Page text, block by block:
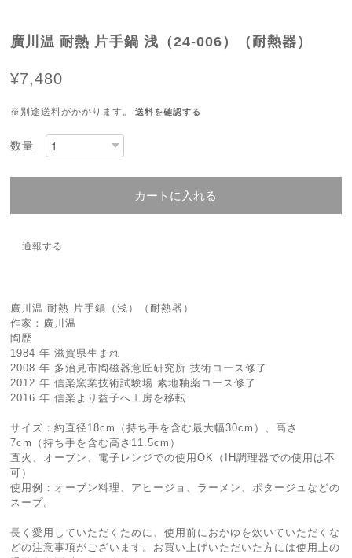
廣川温 耐熱 片手鍋 浅（24-006）（耐熱器）
¥7,480
※別途送料がかかります。 送料を確認する
数量
カートに入れる
通報する
廣川温 耐熱 片手鍋（浅）（耐熱器）
作家：廣川温
陶歴
1984 年 滋賀県生まれ
2008 年 多治見市陶磁器意匠研究所 技術コース修了
2012 年 信楽窯業技術試験場 素地釉薬コース修了
2016 年 信楽より益子へ工房を移転
サイズ：約直径18cm（持ち手を含む最大幅30cm）、高さ
7cm（持ち手を含む高さ11.5cm）
直火、オーブン、電子レンジでの使用OK（IH調理器での使用は不
可）
使用例：オーブン料理、アヒージョ、ラーメン、ポタージュなどの
スープ。
長く愛用していただくために、使用前におかゆを炊いていただくな
どの注意事項がございます。お買い上げいただいた方には使用上の